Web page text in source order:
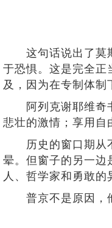
这句话说出了莫斯
于恐惧。这是完全正
及，因为在专制体制
阿列克谢耶维奇书
悲壮的激情；享用自
历史的窗口期从不
晕。但窗子的另一边
人、哲学家和勇敢的
普京不是原因，他